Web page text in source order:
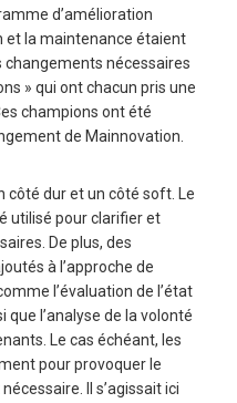
d’amélioration
et la maintenance étaient
changements nécessaires
» qui ont chacun pris une
champions ont été
de Mainnovation.
côté dur et un côté soft. Le
utilisé pour clarifier et
De plus, des
à l’approche de
l’évaluation de l’état
que l’analyse de la volonté
Le cas échéant, les
pour provoquer le
Il s’agissait ici